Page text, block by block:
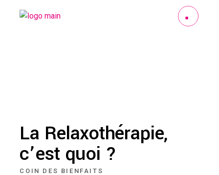
La Relaxothérapie,
c’est quoi ?
COIN DES BIENFAITS